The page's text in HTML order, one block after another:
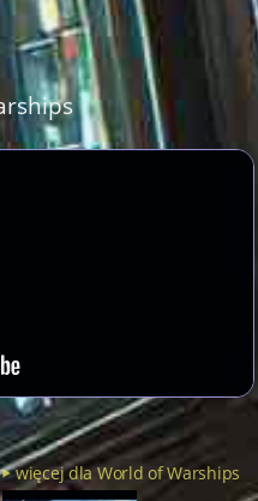
więcej dla World of Warships